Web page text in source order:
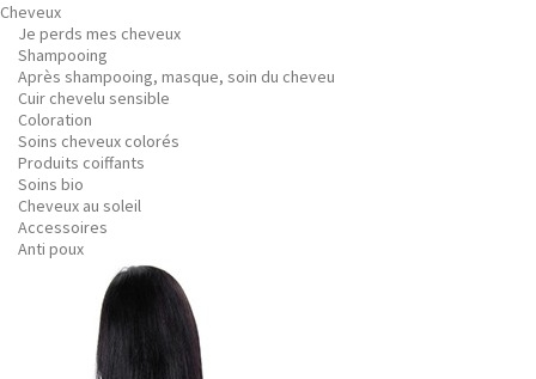
Cheveux
Je perds mes cheveux
Shampooing
Après shampooing, masque, soin du cheveu
Cuir chevelu sensible
Coloration
Soins cheveux colorés
Produits coiffants
Soins bio
Cheveux au soleil
Accessoires
Anti poux